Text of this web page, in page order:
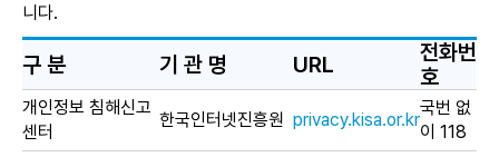
니다.
구 분 기 관 명 URL
전화번
호
개인정보 침해신고
센터
한국인터넷진흥원 privacy.kisa.or.kr
국번 없
이 118